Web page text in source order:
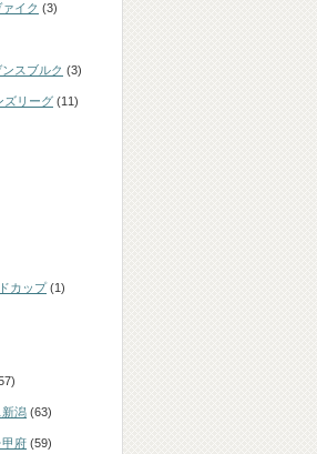
イク (3)
スブルク (3)
ズリーグ (11)
カップ(1)
新潟 (63)
甲府 (59)